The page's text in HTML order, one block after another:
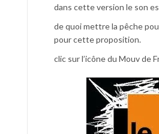
dans cette version le son
de quoi mettre la pêche
pour cette proposition.
clic sur l’icône du Mouv de